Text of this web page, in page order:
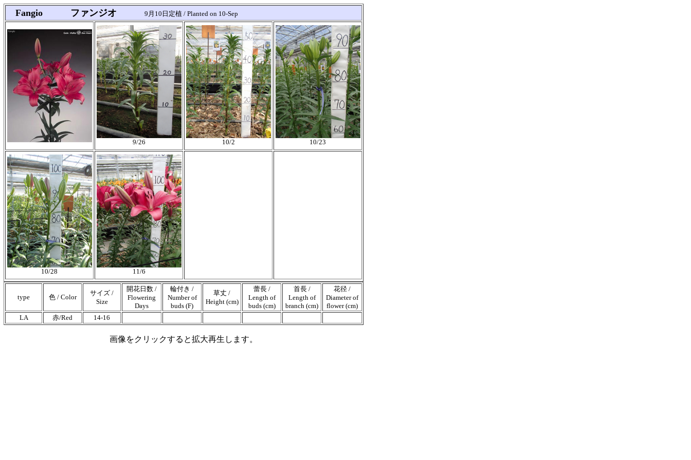
Fangio ファンジオ 9月10日定植 / Planted on 10-Sep
9/26 10/2 10/23
10/28 11/6
type 色 / Color
サイズ /
Size
開花日数 /
Flowering
Days
輪付き /
Number of
buds (F)
草丈 /
Height (cm)
蕾長 /
Length of
buds (cm)
首長 /
Length of
branch (cm)
花径 /
Diameter of
flower (cm)
LA
赤/Red 14-16
画像をクリックすると拡大再生します。